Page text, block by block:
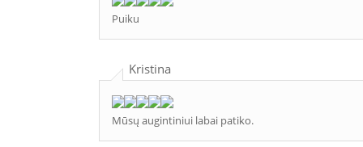
Puiku
Kristina
Mūsų augintiniui labai patiko.